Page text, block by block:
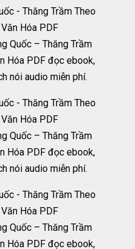
Quốc – Thăng Trầm
Hóa PDF đọc ebook,
nói audio miễn phí.
Quốc – Thăng Trầm
Hóa PDF đọc ebook,
nói audio miễn phí.
Quốc – Thăng Trầm
Hóa PDF đọc ebook,